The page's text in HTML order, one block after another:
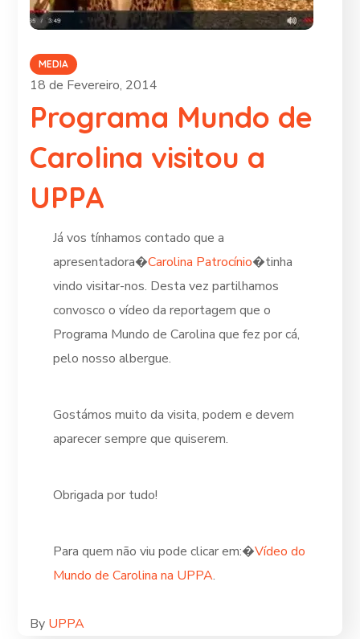
MEDIA
18 de Fevereiro, 2014
Programa Mundo de
Carolina visitou a
UPPA
Já vos tínhamos contado que a
apresentadora�Carolina Patrocínio�tinha
vindo visitar-nos. Desta vez partilhamos
convosco o vídeo da reportagem que o
Programa Mundo de Carolina que fez por cá,
pelo nosso albergue.
Gostámos muito da visita, podem e devem
aparecer sempre que quiserem.
Obrigada por tudo!
Para quem não viu pode clicar em:�Vídeo do
Mundo de Carolina na UPPA.
By UPPA